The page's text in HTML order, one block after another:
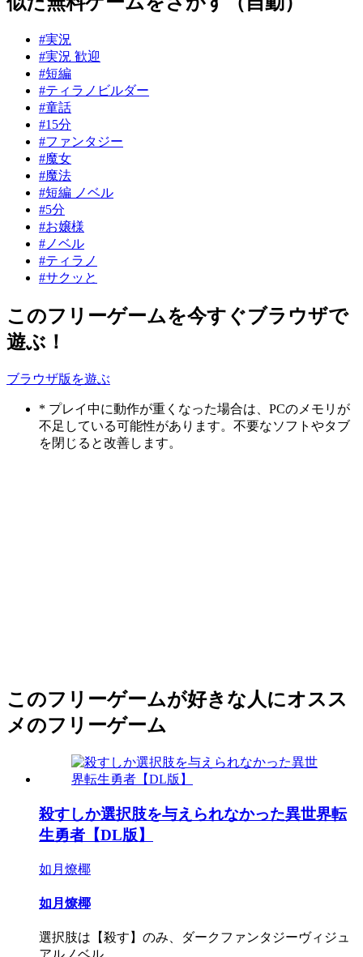
#実況
#実況 歓迎
#短編
#ティラノビルダー
#童話
#15分
#ファンタジー
#魔女
#魔法
#短編 ノベル
#5分
#お嬢様
#ノベル
#ティラノ
#サクッと
このフリーゲームを今すぐブラウザで
遊ぶ！
ブラウザ版を遊ぶ
* プレイ中に動作が重くなった場合は、PCのメモリが
不足している可能性があります。不要なソフトやタブ
を閉じると改善します。
このフリーゲームが好きな人にオスス
メのフリーゲーム
殺すしか選択肢を与えられなかった異世界転
生勇者【DL版】
如月燎椰
如月燎椰
選択肢は【殺す】のみ、ダークファンタジーヴィジュ